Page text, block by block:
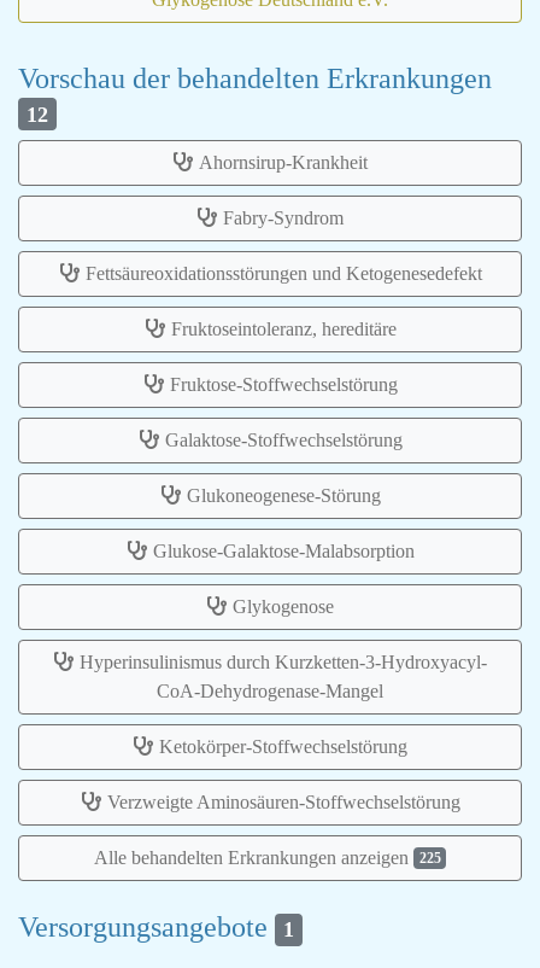
Vorschau der behandelten Erkrankungen
12
Ahornsirup-Krankheit
Fabry-Syndrom
Fettsäureoxidationsstörungen und Ketogenesedefekt
Fruktoseintoleranz, hereditäre
Fruktose-Stoffwechselstörung
Galaktose-Stoffwechselstörung
Glukoneogenese-Störung
Glukose-Galaktose-Malabsorption
Glykogenose
Hyperinsulinismus durch Kurzketten-3-Hydroxyacyl-
CoA-Dehydrogenase-Mangel
Ketokörper-Stoffwechselstörung
Verzweigte Aminosäuren-Stoffwechselstörung
Alle behandelten Erkrankungen anzeigen 225
Versorgungsangebote 1